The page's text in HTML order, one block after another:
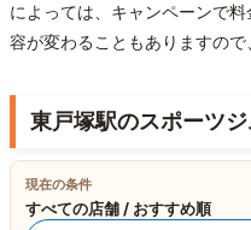
によっては、キャンペーンで
容が変わることもありますので
東戸塚駅のスポーツ
現在の条件
すべての店舗 / おすすめ順